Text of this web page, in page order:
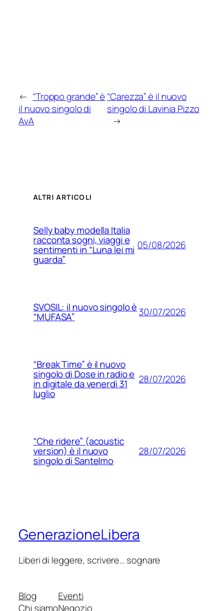
← “Troppo grande” è
il nuovo singolo di
AvA
“Carezza” è il nuovo
singolo di Lavinia Pizzo
→
ALTRI ARTICOLI
Selly baby modella Italia
racconta sogni, viaggi e
sentimenti in “Luna lei mi
guarda”
05/08/2026
SVOSIL: il nuovo singolo è
“MUFASA” 30/07/2026
“Break Time” è il nuovo
singolo di Dose in radio e
in digitale da venerdì 31
luglio
28/07/2026
“Che ridere” (acoustic
version) è il nuovo
singolo di Santelmo
28/07/2026
GenerazioneLibera
Liberi di leggere, scrivere… sognare
Blog
Chi siamo
Eventi
Negozio